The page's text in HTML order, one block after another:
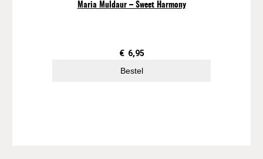
Maria Muldaur – Sweet Harmony
€ 6,95
Bestel